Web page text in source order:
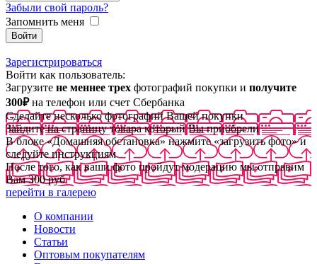
Забыли свой пароль?
Запомнить меня
Зарегистрироваться
Войти как пользователь:
Загрузите не меннее трех фотографий покупки и получите
300₽на телефон или счет Сбербанка
Сделайте несколько фотографий Вашей покупки
Зайдите на страницу товара который Вы приобрели
В блоке «Домашняя обстановка» нажмите «загрузить фото» и
следуйте инструкциям
После того, как ваши фото пройдут модерацию мы отправим
Вам 300 руб
перейти в галерею
О компании
Новости
Статьи
Оптовым покупателям